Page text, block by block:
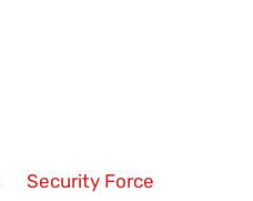
Security Force